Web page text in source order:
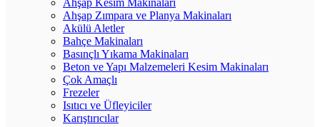
Ahşap Kesim Makinaları
Ahşap Zımpara ve Planya Makinaları
Akülü Aletler
Bahçe Makinaları
Basınçlı Yıkama Makinaları
Beton ve Yapı Malzemeleri Kesim Makinaları
Çok Amaçlı
Frezeler
Isıtıcı ve Üfleyiciler
Karıştırıcılar